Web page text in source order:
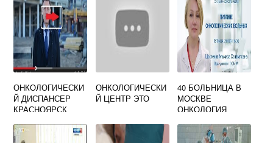
ОНКОЛОГИЧЕСКИ
Й ДИСПАНСЕР
КРАСНОЯРСК
ОНКОЛОГИЧЕСКИ
Й ЦЕНТР ЭТО
40 БОЛЬНИЦА В
МОСКВЕ
ОНКОЛОГИЯ